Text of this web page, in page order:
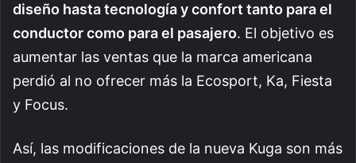
diseño hasta tecnología y confort tanto para el
conductor como para el pasajero. El objetivo es
aumentar las ventas que la marca americana
perdió al no ofrecer más la Ecosport, Ka, Fiesta
y Focus.
Así, las modificaciones de la nueva Kuga son más